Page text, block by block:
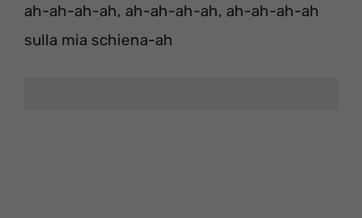
ah-ah-ah-ah, ah-ah-ah-ah, ah-ah-ah-ah
sulla mia schiena-ah